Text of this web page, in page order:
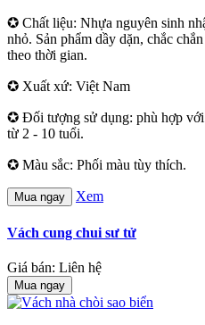
✪ Chất liệu: Nhựa nguyên sinh
nhỏ. Sản phẩm dầy dặn, chắc
theo thời gian.
✪ Xuất xứ: Việt Nam
✪ Đối tượng sử dụng: phù hợp với
từ 2 - 10 tuổi.
✪ Màu sắc: Phối màu tùy thích.
Mua ngay Xem
Vách cung chui sư tử
Giá bán: Liên hệ
Mua ngay